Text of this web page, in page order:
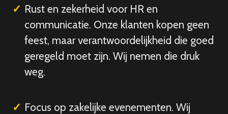
Rust en zekerheid voor HR en
communicatie. Onze klanten kopen geen
feest, maar verantwoordelijkheid die goed
geregeld moet zijn. Wij nemen die druk
weg.
Focus op zakelijke evenementen. Wij